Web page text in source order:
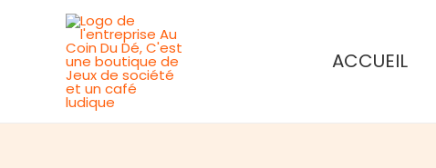
ACCUEIL